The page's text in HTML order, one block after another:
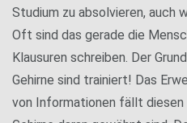
Studium zu absolvieren, auch
Oft sind das gerade die
Klausuren schreiben. Der
Gehirne sind trainiert! Das
von Informationen fällt